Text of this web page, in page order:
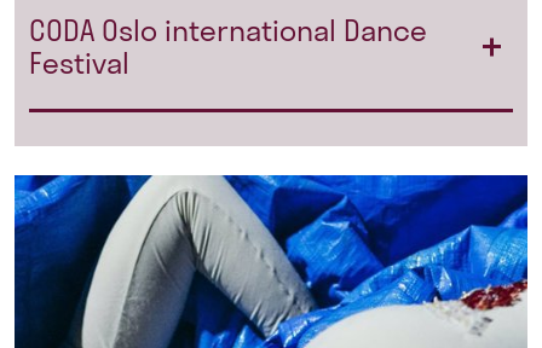
CODA Oslo international Dance
Festival